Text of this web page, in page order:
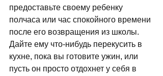
предоставьте своему ребенку
полчаса или час спокойного времени
после его возвращения из школы.
Дайте ему что-нибудь перекусить в
кухне, пока вы готовите ужин, или
пусть он просто отдохнет у себя в